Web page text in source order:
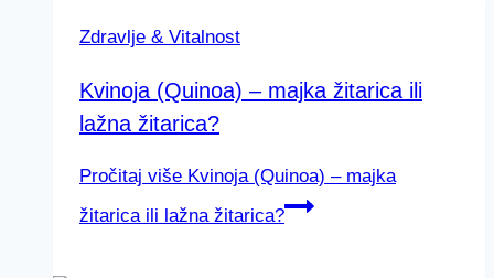
Zdravlje & Vitalnost
Kvinoja (Quinoa) – majka žitarica ili
lažna žitarica?
Pročitaj više Kvinoja (Quinoa) – majka
žitarica ili lažna žitarica?